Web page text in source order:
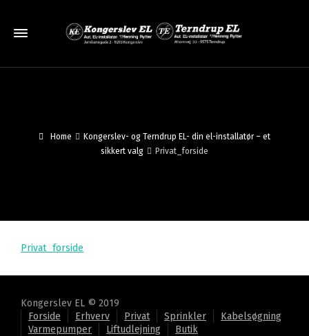
Home
Kongerslev- og Terndrup EL- din el-installatør – et
sikkert valg
Privat_forside
Privat_forside
Kongerslev EL © 2019
Forside
Erhverv Privat Sprinkler
Kabelsøgning
Varmepumper
Liftudlejning
Butik